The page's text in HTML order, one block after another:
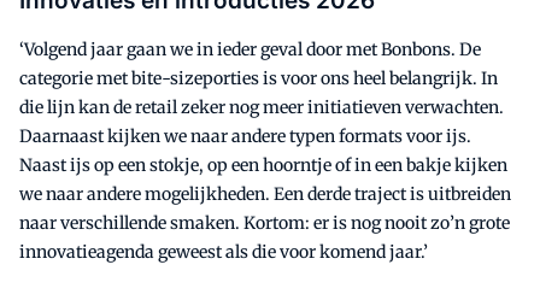
‘Volgend jaar gaan we in ieder geval door met Bonbons. De
categorie met bite-sizeporties is voor ons heel belangrijk. In
die lijn kan de retail zeker nog meer initiatieven verwachten.
Daarnaast kijken we naar andere typen formats voor ijs.
Naast ijs op een stokje, op een hoorntje of in een bakje kijken
we naar andere mogelijkheden. Een derde traject is uitbreiden
naar verschillende smaken. Kortom: er is nog nooit zo’n grote
innovatieagenda geweest als die voor komend jaar.’